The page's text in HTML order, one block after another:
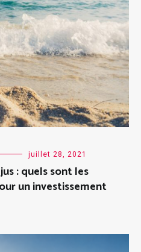
juillet 28, 2021
: quels sont les
un investissement